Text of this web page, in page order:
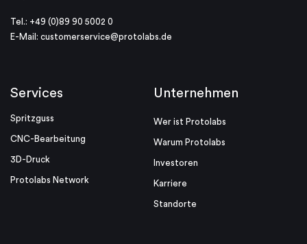
Tel.: +49 (0)89 90 5002 0
E-Mail: customerservice@protolabs.de
Services
Spritzguss
CNC-Bearbeitung
3D-Druck
Protolabs Network
Unternehmen
Wer ist Protolabs
Warum Protolabs
Investoren
Karriere
Standorte